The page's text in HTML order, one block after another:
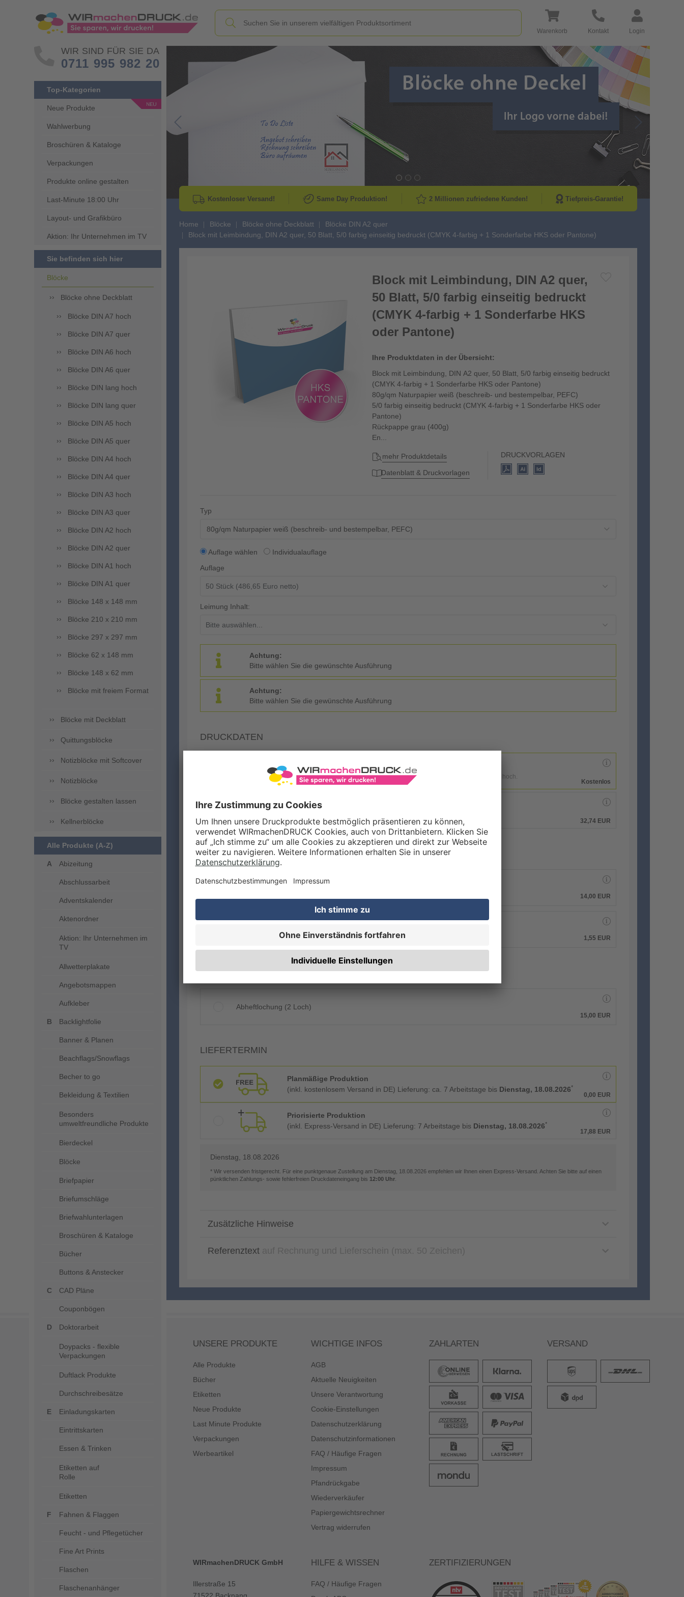
Warenkorb Kontakt Login
WIR SIND FÜR SIE DA
0711 995 982 20
Top-Kategorien
Neue Produkte
Wahlwerbung
Broschüren & Kataloge
Verpackungen
Produkte online gestalten
Last-Minute 18:00 Uhr
Layout- und Grafikbüro
Aktion: Ihr Unternehmen im TV
Sie befinden sich hier
Blöcke
Blöcke ohne Deckblatt
Blöcke DIN A7 hoch
Blöcke DIN A7 quer
Blöcke DIN A6 hoch
Blöcke DIN A6 quer
Blöcke DIN lang hoch
Blöcke DIN lang quer
Blöcke DIN A5 hoch
Blöcke DIN A5 quer
Blöcke DIN A4 hoch
Blöcke DIN A4 quer
Blöcke DIN A3 hoch
Blöcke DIN A3 quer
Blöcke DIN A2 hoch
Blöcke DIN A2 quer
Blöcke DIN A1 hoch
Blöcke DIN A1 quer
Blöcke 148 x 148 mm
Blöcke 210 x 210 mm
Blöcke 297 x 297 mm
Blöcke 62 x 148 mm
Blöcke 148 x 62 mm
Blöcke mit freiem Format
Blöcke mit Deckblatt
Quittungsblöcke
Notizblöcke mit Softcover
Notizblöcke
Blöcke gestalten lassen
Kellnerblöcke
Alle Produkte (A-Z)
Abizeitung
Abschlussarbeit
Adventskalender
Aktenordner
Aktion: Ihr Unternehmen im
TV
Allwetterplakate
Angebotsmappen
Aufkleber
Backlightfolie
Banner & Planen
Beachflags/Snowflags
Becher to go
Bekleidung & Textilien
Besonders
umweltfreundliche Produkte
Bierdeckel
Blöcke
Briefpapier
Briefumschläge
Briefwahlunterlagen
Broschüren & Kataloge
Bücher
Buttons & Anstecker
CAD Pläne
Couponbögen
Doktorarbeit
Doypacks - flexible
Verpackungen
Duftlack Produkte
Durchschreibesätze
Einladungskarten
Eintrittskarten
Essen & Trinken
Etiketten auf
Rolle
Etiketten
Fahnen & Flaggen
Feucht - und Pflegetücher
Fine Art Prints
Flaschen
Flaschenanhänger
Go to Previous Slide
Kostenloser Versand! Same Day Produktion! 2 Millionen zufriedene Kunden! Tiefpreis-Garantie!
Home Blöcke Blöcke ohne Deckblatt
Blöcke DIN A2 quer
Block mit Leimbindung, DIN A2 quer, 50 Blatt, 5/0 farbig einseitig bedruckt (CMYK 4-farbig + 1 Sonderfarbe HKS oder Pantone)
Block mit Leimbindung, DIN A2 quer,
50 Blatt, 5/0 farbig einseitig bedruckt
(CMYK 4-farbig + 1 Sonderfarbe HKS
oder Pantone)
Ihre Produktdaten in der Übersicht:
Block mit Leimbindung, DIN A2 quer, 50 Blatt, 5/0 farbig einseitig bedruckt
(CMYK 4-farbig + 1 Sonderfarbe HKS oder Pantone)
80g/qm Naturpapier weiß (beschreib- und bestempelbar, PEFC)
5/0 farbig einseitig bedruckt (CMYK 4-farbig + 1 Sonderfarbe HKS oder
Pantone)
Rückpappe grau (400g)
En...
mehr Produktdetails
Datenblatt & Druckvorlagen
DRUCKVORLAGEN
Typ
80g/qm Naturpapier weiß (beschreib- und bestempelbar, PEFC)
Auflage wählen
Individualauflage
Auflage
Leimung Inhalt:
Achtung:
Bitte wählen Sie die gewünschte Ausführung
Achtung:
Bitte wählen Sie die gewünschte Ausführung
DRUCKDATEN
Eigene Druckdaten
Laden Sie im Warenkorb oder nach Abschluss der Bestellung Ihre eigenen Druckdaten hoch.
Kostenlos
Gestaltungsservice
32,74 EUR
ZUSATZOPTIONEN
Qualitätskontrolle (von Experten empf.)
14,00 EUR
1,55 EUR
VERARBEITUNG & VEREDELUNG
Abheftlochung (2 Loch)
15,00 EUR
LIEFERTERMIN
Planmäßige Produktion
(inkl. kostenlosem Versand in DE) Lieferung: ca. 7 Arbeitstage bis Dienstag, 18.08.2026*
0,00 EUR
Priorisierte Produktion
(inkl. Express-Versand in DE) Lieferung: 7 Arbeitstage bis Dienstag, 18.08.2026*
17,88 EUR
Dienstag, 18.08.2026
* Wir versenden fristgerecht. Für eine punktgenaue Zustellung am Dienstag, 18.08.2026 empfehlen wir Ihnen einen Express-Versand. Achten Sie bitte auf einen
pünktlichen Zahlungs- sowie fehlerfreien Druckdateneingang bis 12:00 Uhr
Zusätzliche Hinweise
Referenztext
UNSERE PRODUKTE
Alle Produkte
Bücher
Etiketten
Neue Produkte
Last Minute Produkte
Verpackungen
Werbeartikel
WICHTIGE INFOS
AGB
Aktuelle Neuigkeiten
Unsere Verantwortung
Cookie-Einstellungen
Datenschutzerklärung
Datenschutzinformationen
FAQ / Häufige Fragen
Impressum
Pfandrückgabe
Wiederverkäufer
Papiergewichtsrechner
Vertrag widerrufen
ZAHLARTEN VERSAND
WIRmachenDRUCK GmbH
Illerstraße 15
HILFE & WISSEN
FAQ / Häufige Fragen
ZERTIFIZIERUNGEN